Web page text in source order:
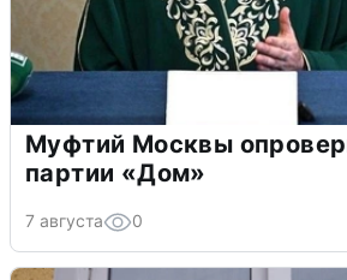
Муфтий Москвы
партии «Дом»
7 августа 0